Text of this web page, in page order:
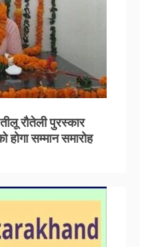
रौतेली पुरस्कार
सम्मान समारोह